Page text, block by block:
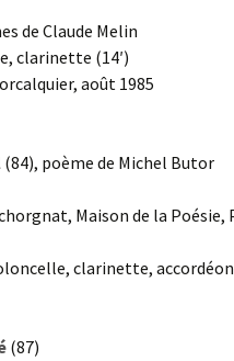
de Claude Melin
clarinette (14′)
août 1985
(84), poème de Michel Butor
Maison de la Poésie,
clarinette, accordéon
(87)